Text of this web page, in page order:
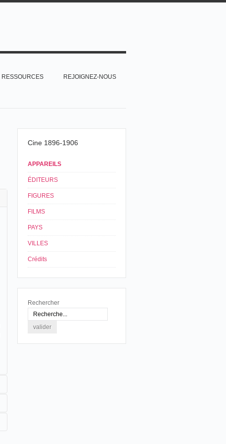
RESSOURCES REJOIGNEZ-NOUS
Cine 1896-1906
APPAREILS
ÉDITEURS
FIGURES
FILMS
PAYS
VILLES
Crédits
Rechercher